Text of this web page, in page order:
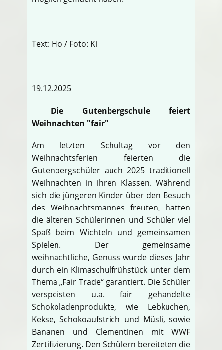
Text: Ho / Foto: Ki
19.12.2025
Die Gutenbergschule feiert
Weihnachten "fair"
Am letzten Schultag vor den
Weihnachtsferien feierten die
Gutenbergschüler auch 2025 traditionell
Weihnachten in ihren Klassen. Während
sich die jüngeren Kinder über den Besuch
des Weihnachtsmannes freuten, hatten
die älteren Schülerinnen und Schüler viel
Spaß beim Wichteln und gemeinsamen
Spielen. Der gemeinsame
weihnachtliche, Genuss wurde dieses Jahr
durch ein Klimaschulfrühstück unter dem
Thema „Fair Trade“ garantiert. Die Schüler
verspeisten u.a. fair gehandelte
Schokoladenprodukte, wie Lebkuchen,
Kekse, Schokoaufstrich und Müsli, sowie
Bananen und Clementinen mit WWF
Zertifizierung. Den Schülern bereiteten die